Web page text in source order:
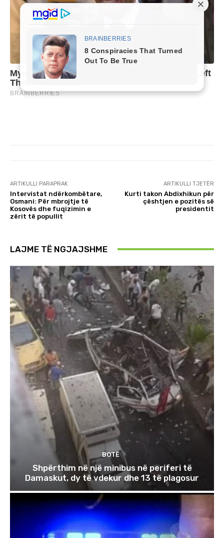
ARTIKULLI PARAPRAK
Intervistat ndërkombëtare,
Osmani: Për mbrojtje të
Kosovës dhe fuqizimin e
zërit të popullit
ARTIKULLI TJETËR
Kurti takon Abdixhikun për
çështjen e pozitës së
presidentit
LAJME TË NGJAJSHME
BOTË
Shpërthim në një minibus në periferi të
Damaskut, dy të vdekur dhe 13 të plagosur